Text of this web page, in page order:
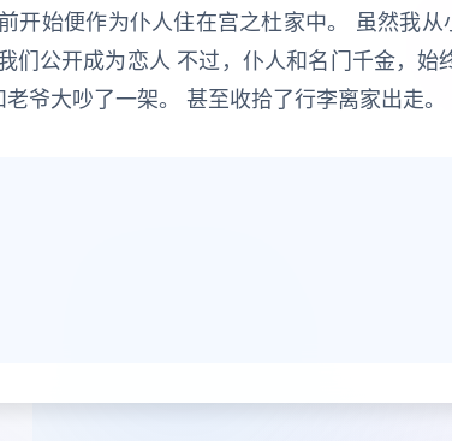
开始便作为仆人住在宫之杜家中。 虽然我
们公开成为恋人 不过，仆人和名门千金，
爷大吵了一架。 甚至收拾了行李离家出走。